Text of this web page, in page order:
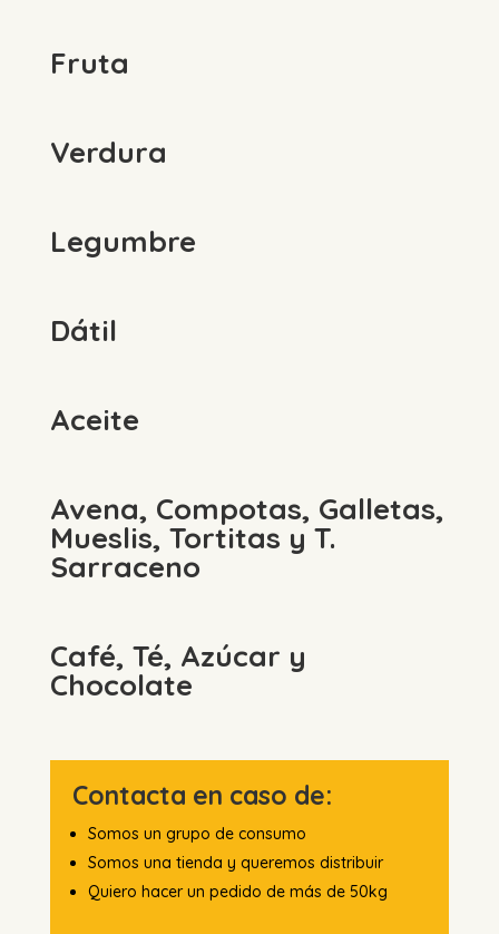
Fruta
Verdura
Legumbre
Dátil
Aceite
Avena, Compotas, Galletas,
Mueslis, Tortitas y T.
Sarraceno
Café, Té, Azúcar y
Chocolate
Contacta en caso de:
Somos un grupo de consumo
Somos una tienda y queremos distribuir
Quiero hacer un pedido de más de 50kg